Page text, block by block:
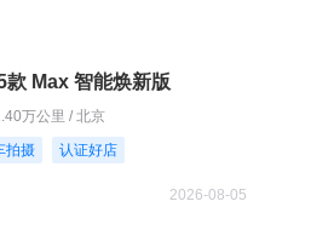
款 Max 智能焕新版
万公里 / 北京
拍摄 认证好店
2026-08-05